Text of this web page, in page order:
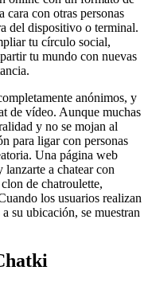
cara con otras personas
del dispositivo o terminal.
tu círculo social,
tu mundo con nuevas
anónimos, y
de vídeo. Aunque muchas
y no se mojan al
para ligar con personas
Una página web
a chatear con
de chatroulette,
los usuarios realizan
su ubicación, se muestran